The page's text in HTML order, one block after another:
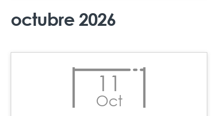
octubre 2026
11
Oct